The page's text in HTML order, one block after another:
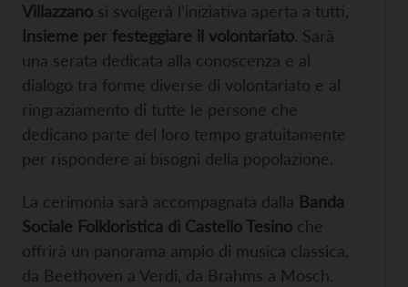
Villazzano si svolgerà l’iniziativa aperta a tutti,
Insieme per festeggiare il volontariato. Sarà
una serata dedicata alla conoscenza e al
dialogo tra forme diverse di volontariato e al
ringraziamento di tutte le persone che
dedicano parte del loro tempo gratuitamente
per rispondere ai bisogni della popolazione.
La cerimonia sarà accompagnata dalla Banda
Sociale Folkloristica di Castello Tesino che
offrirà un panorama ampio di musica classica,
da Beethoven a Verdi, da Brahms a Mosch.